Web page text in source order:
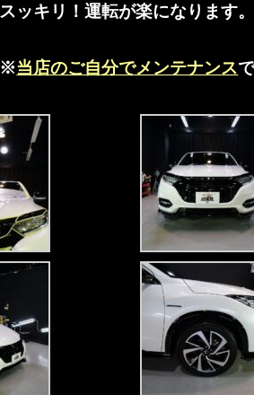
スッキリ！運転が楽になります。
※当店のご自分でメンテナンス